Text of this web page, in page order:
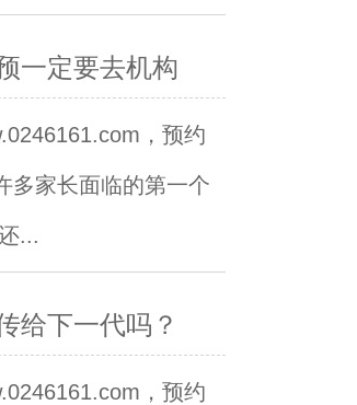
一定要去机构
，预约
多家长面临的第一个
...
给下一代吗？
，预约